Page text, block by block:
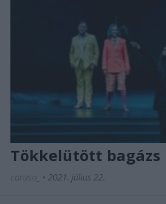
Tökkelütött bagázs
caruso_ • 2021. július 22.